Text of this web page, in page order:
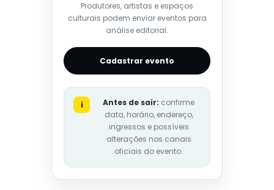
Produtores, artistas e espaços
culturais podem enviar eventos para
análise editorial.
Cadastrar evento
i Antes de sair: confirme
data, horário, endereço,
ingressos e possíveis
alterações nos canais
oficiais do evento.